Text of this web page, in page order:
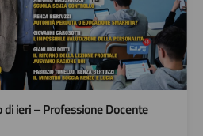
di ieri – Professione Docente